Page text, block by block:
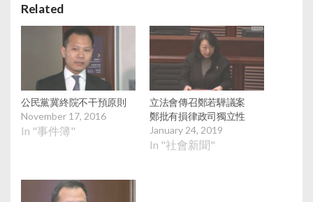
Related
公民黨冀終院不干預原則
November 17, 2016
In "事件簿"
立法會傳召鄭若驊議案
鄭批有損律政司獨立性
January 24, 2019
In "社會新聞"